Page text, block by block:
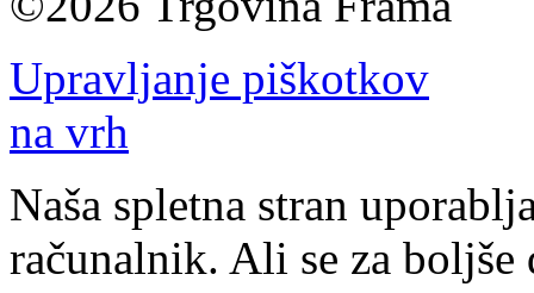
Upravljanje piškotkov
na vrh
Naša spletna stran
računalnik. Ali se za